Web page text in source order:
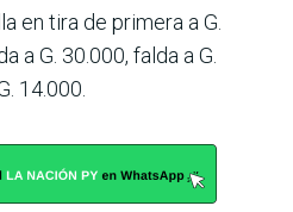
en tira de primera a G.
a G. 30.000, falda a G.
14.000.